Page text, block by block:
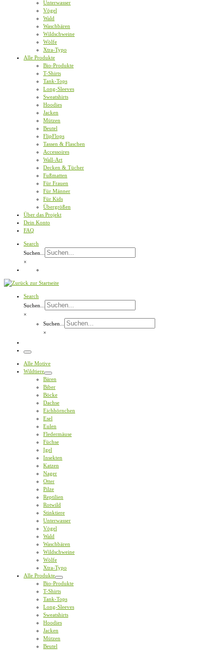
Unterwasser
Vögel
Wald
Waschbären
Wildschweine
Wölfe
Xtra-Typo
Alle Produkte
Bio-Produkte
T-Shirts
Tank-Tops
Long-Sleeves
Sweatshirts
Hoodies
Jacken
Mützen
Beutel
FlipFlops
Tassen & Flaschen
Accessoires
Wall-Art
Decken & Tücher
Fußmatten
Für Frauen
Für Männer
Für Kids
Übergrößen
Über das Projekt
Dein Konto
FAQ
Search
Suchen...
×
Search
Suchen...
×
Suchen...
×
Menü
Alle Motive
Wildtiere
Bären
Biber
Böcke
Dachse
Eichhörnchen
Esel
Eulen
Fledermäuse
Füchse
Igel
Insekten
Katzen
Nager
Otter
Pilze
Reptilien
Rotwild
Stinktiere
Unterwasser
Vögel
Wald
Waschbären
Wildschweine
Wölfe
Xtra-Typo
Alle Produkte
Bio-Produkte
T-Shirts
Tank-Tops
Long-Sleeves
Sweatshirts
Hoodies
Jacken
Mützen
Beutel